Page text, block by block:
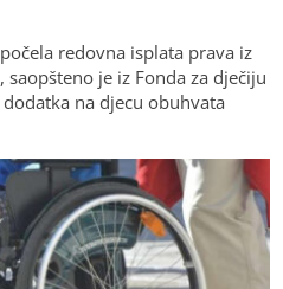
redovna isplata prava iz
je iz Fonda za dječiju
na djecu obuhvata